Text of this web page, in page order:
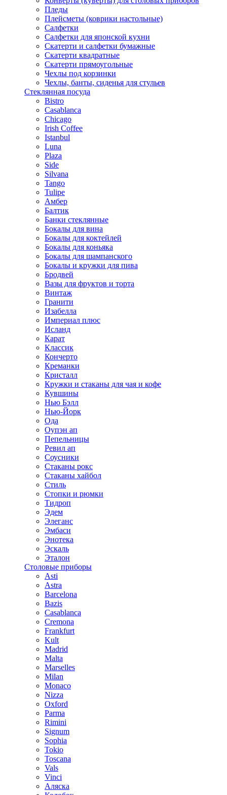
Пледы
Плейсметы (коврики настольные)
Салфетки
Салфетки для японской кухни
Скатерти и салфетки бумажные
Скатерти квадратные
Скатерти прямоугольные
Чехлы под корзинки
Чехлы, банты, сиденья для стульев
Стеклянная посуда
Bistro
Casablanca
Chicago
Irish Coffee
Istanbul
Luna
Plaza
Side
Silvana
Tango
Tulipe
Амбер
Балтик
Банки стеклянные
Бокалы для вина
Бокалы для коктейлей
Бокалы для коньяка
Бокалы для шампанского
Бокалы и кружки для пива
Бродвей
Вазы для фруктов и торта
Винтаж
Гранити
Изабелла
Империал плюс
Исланд
Карат
Классик
Кончерто
Креманки
Кристалл
Кружки и стаканы для чая и кофе
Кувшины
Нью Бэлл
Нью-Йорк
Ода
Оупэн ап
Пепельницы
Ревил ап
Соусники
Стаканы рокс
Стаканы хайбол
Стиль
Стопки и рюмки
Тидроп
Эдем
Элеганс
Эмбаси
Энотека
Эскаль
Эталон
Столовые приборы
Asti
Astra
Barcelona
Bazis
Casablanca
Cremona
Frankfurt
Kult
Madrid
Malta
Marselles
Milan
Monaco
Nizza
Oxford
Parma
Rimini
Signum
Sophia
Tokio
Toscana
Vals
Vinci
Аляска